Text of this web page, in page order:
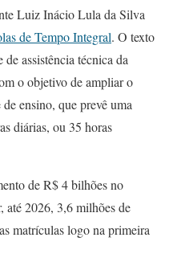
Luiz Inácio Lula da Silva
de Tempo Integral. O texto
de assistência técnica da
o objetivo de ampliar o
ensino, que prevê uma
diárias, ou 35 horas
de R$ 4 bilhões no
até 2026, 3,6 milhões de
matrículas logo na primeira